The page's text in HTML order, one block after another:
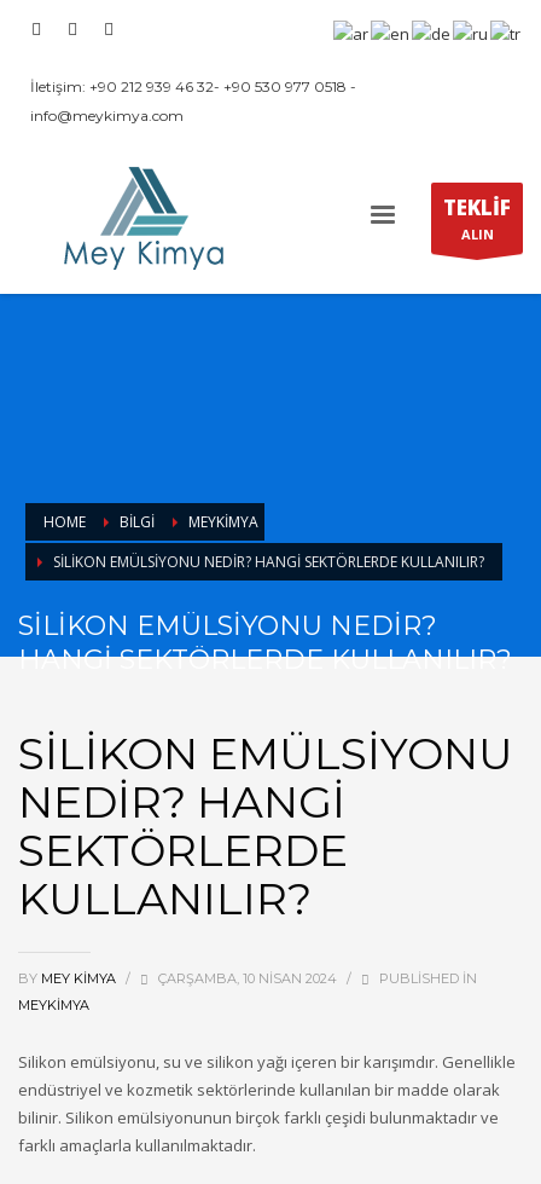
İletişim: +90 212 939 46 32- +90 530 977 0518 -
info@meykimya.com
TEKLİF
ALIN
HOME BILGI
MEYKIMYA
SİLİKON EMÜLSİYONU NEDİR? HANGİ SEKTÖRLERDE KULLANILIR?
SİLİKON EMÜLSİYONU NEDİR?
HANGİ SEKTÖRLERDE KULLANILIR?
SİLİKON EMÜLSİYONU
NEDİR? HANGİ
SEKTÖRLERDE
KULLANILIR?
BY MEY KİMYA / ÇARŞAMBA, 10 NISAN 2024 /
PUBLISHED IN
MEYKIMYA
Silikon emülsiyonu, su ve silikon yağı içeren bir karışımdır. Genellikle
endüstriyel ve kozmetik sektörlerinde kullanılan bir madde olarak
bilinir. Silikon emülsiyonunun birçok farklı çeşidi bulunmaktadır ve
farklı amaçlarla kullanılmaktadır.